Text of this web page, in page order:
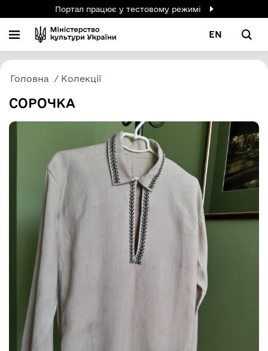
Портал працює у тестовому режимі
EN
Головна Колекції
СОРОЧКА